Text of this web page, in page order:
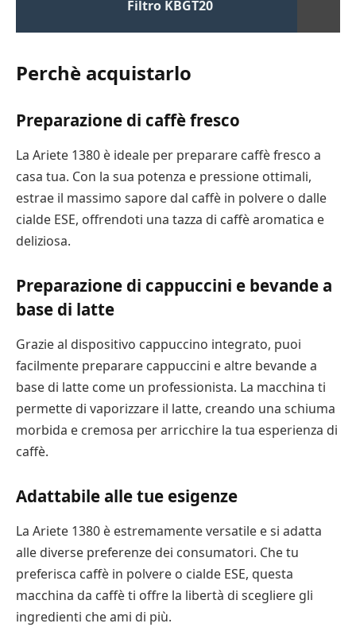
Filtro KBGT20
Perchè acquistarlo
Preparazione di caffè fresco
La Ariete 1380 è ideale per preparare caffè fresco a
casa tua. Con la sua potenza e pressione ottimali,
estrae il massimo sapore dal caffè in polvere o dalle
cialde ESE, offrendoti una tazza di caffè aromatica e
deliziosa.
Preparazione di cappuccini e bevande a
base di latte
Grazie al dispositivo cappuccino integrato, puoi
facilmente preparare cappuccini e altre bevande a
base di latte come un professionista. La macchina ti
permette di vaporizzare il latte, creando una schiuma
morbida e cremosa per arricchire la tua esperienza di
caffè.
Adattabile alle tue esigenze
La Ariete 1380 è estremamente versatile e si adatta
alle diverse preferenze dei consumatori. Che tu
preferisca caffè in polvere o cialde ESE, questa
macchina da caffè ti offre la libertà di scegliere gli
ingredienti che ami di più.